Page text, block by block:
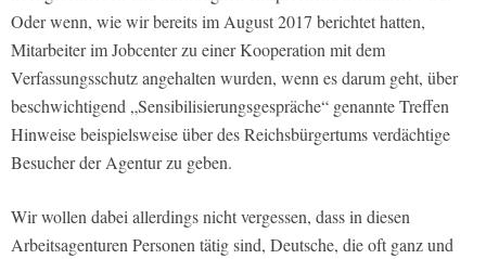
Oder wenn, wie wir bereits im August 2017 berichtet hatten,
Mitarbeiter im Jobcenter zu einer Kooperation mit dem
Verfassungsschutz angehalten wurden, wenn es darum geht, über
beschwichtigend „Sensibilisierungsgespräche“ genannte Treffen
Hinweise beispielsweise über des Reichsbürgertums verdächtige
Besucher der Agentur zu geben.
Wir wollen dabei allerdings nicht vergessen, dass in diesen
Arbeitsagenturen Personen tätig sind, Deutsche, die oft ganz und